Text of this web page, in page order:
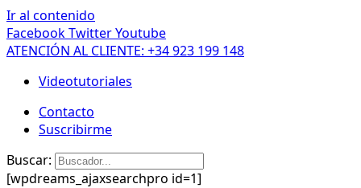
Ir al contenido
FacebookTwitterYoutube
ATENCIÓN AL CLIENTE: +34 923 199 148
Videotutoriales
Contacto
Suscribirme
Buscar:
[wpdreams_ajaxsearchpro id=1]